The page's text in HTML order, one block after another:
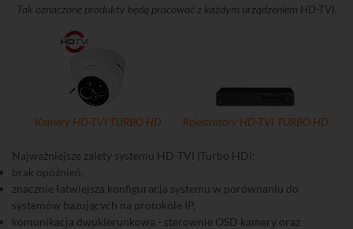
Tak oznaczone produkty będą pracować z każdym urządzeniem HD-TVI.
Kamery HD-TVI TURBO HD Rejestratory HD-TVI TURBO HD
Najważniejsze zalety systemu HD-TVI (Turbo HD):
brak opóźnień,
znacznie łatwiejsza konfiguracja systemu w porównaniu do
systemów bazujących na protokole IP,
komunikacja dwukierunkowa - sterownie OSD kamery oraz